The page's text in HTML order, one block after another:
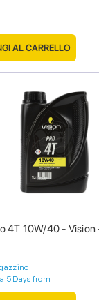
AL CARRELLO
4T 10W/40 - Vision
5 Days from